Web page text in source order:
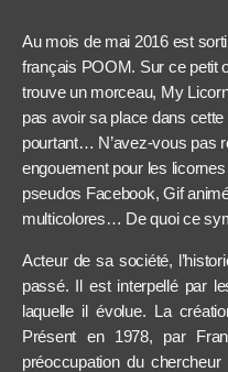
Au mois de mai 2016 est
français POOM. Sur ce petit
trouve un morceau, My
pas avoir sa place dans
pourtant… N’avez-vous pas
engouement pour les
pseudos Facebook, Gif
multicolores… De quoi ce
Acteur de sa société,
passé. Il est interpellé par
laquelle il évolue. La
Présent en 1978, par
préoccupation du